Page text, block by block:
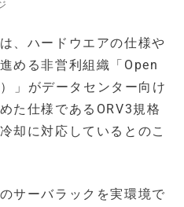
、ハードウエアの仕様や
める非営利組織「Open
」がデータセンター向け
た仕様であるORV3規格
却に対応しているとのこ
サーバラックを実環境で